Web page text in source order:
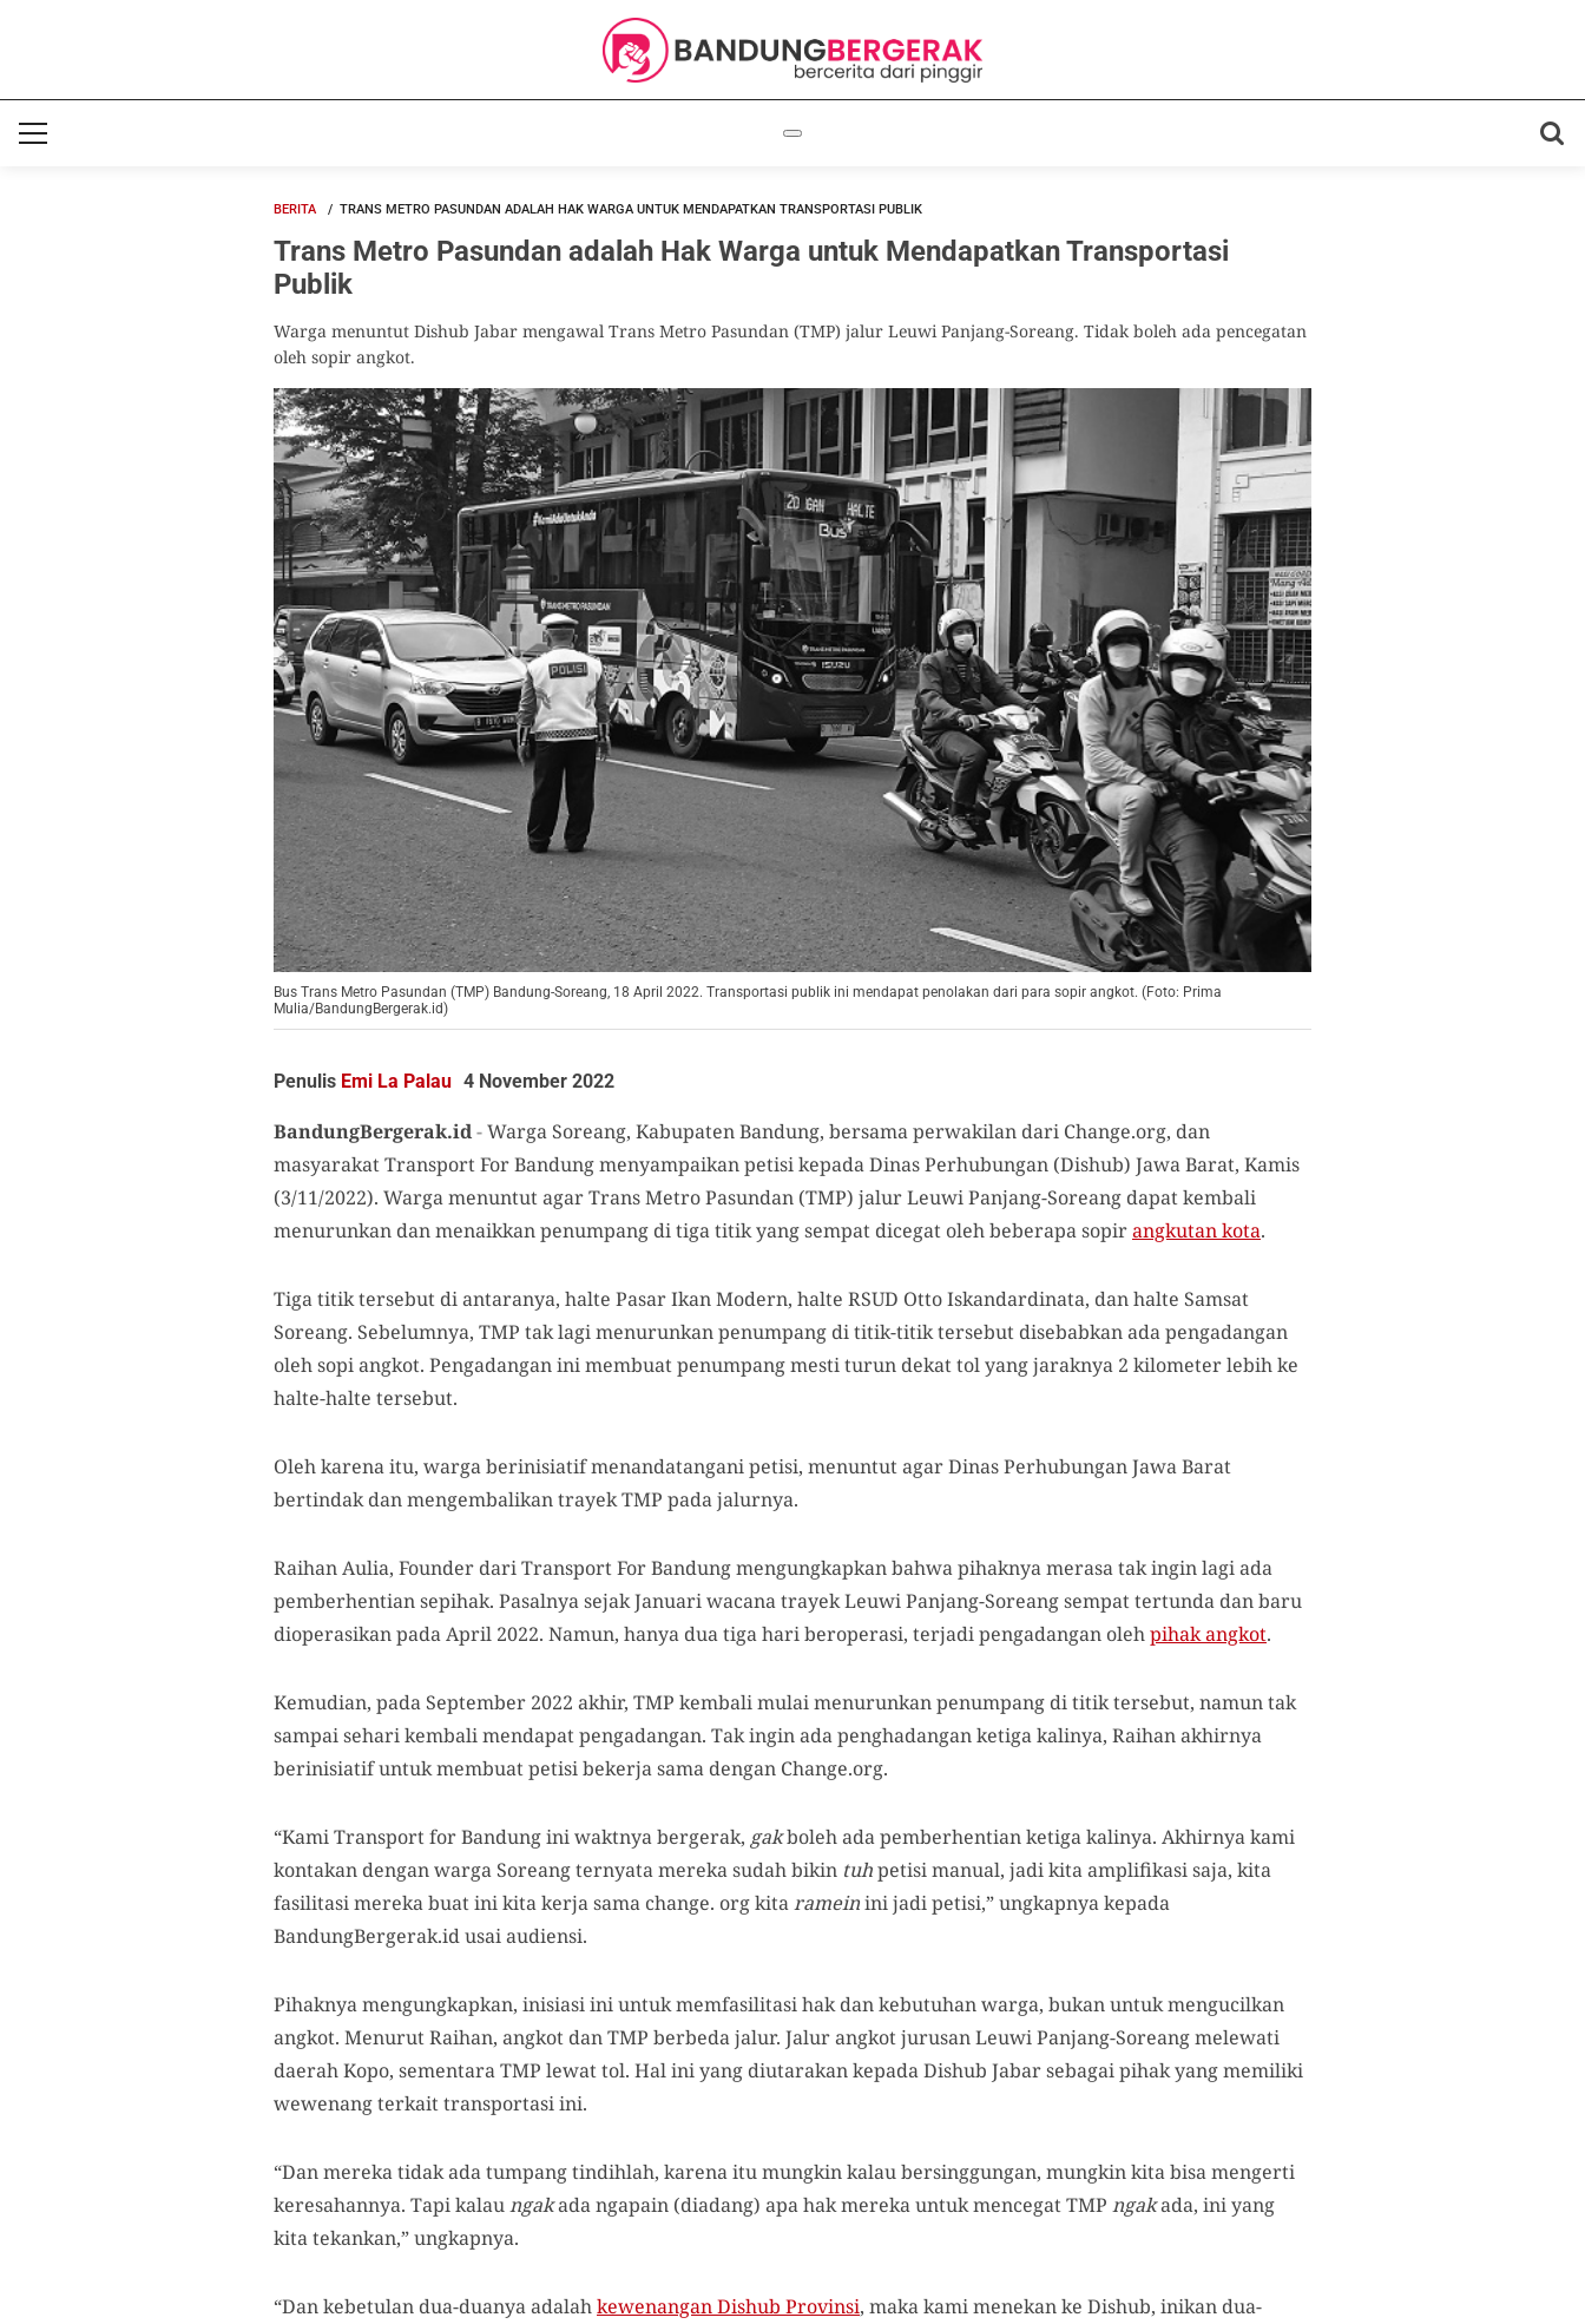
BERITA TRANS METRO PASUNDAN ADALAH HAK WARGA UNTUK MENDAPATKAN TRANSPORTASI PUBLIK
Trans Metro Pasundan adalah Hak Warga untuk Mendapatkan Transportasi
Publik
Warga menuntut Dishub Jabar mengawal Trans Metro Pasundan (TMP) jalur Leuwi Panjang-Soreang. Tidak boleh ada pencegatan
oleh sopir angkot.
Bus Trans Metro Pasundan (TMP) Bandung-Soreang, 18 April 2022. Transportasi publik ini mendapat penolakan dari para sopir angkot. (Foto: Prima
Mulia/BandungBergerak.id)
Penulis Emi La Palau 4 November 2022
BandungBergerak.id-Warga Soreang, Kabupaten Bandung, bersama perwakilan dari Change.org, dan
masyarakat Transport For Bandung menyampaikan petisi kepada Dinas Perhubungan (Dishub) Jawa Barat, Kamis
(3/11/2022). Warga menuntut agar Trans Metro Pasundan (TMP) jalur Leuwi Panjang-Soreang dapat kembali
menurunkan dan menaikkan penumpang di tiga titik yang sempat dicegat oleh beberapa sopirangkutan kota.
Tiga titik tersebut di antaranya, halte Pasar Ikan Modern, halte RSUD Otto Iskandardinata, dan halte Samsat
Soreang. Sebelumnya, TMP tak lagi menurunkan penumpang di titik-titik tersebut disebabkan ada pengadangan
oleh sopi angkot. Pengadangan ini membuat penumpang mesti turun dekat tol yang jaraknya 2 kilometer lebih ke
halte-halte tersebut.
Oleh karena itu, warga berinisiatif menandatangani petisi, menuntut agar Dinas Perhubungan Jawa Barat
bertindak dan mengembalikan trayek TMP pada jalurnya.
Raihan Aulia, Founder dari Transport For Bandung mengungkapkan bahwa pihaknya merasa tak ingin lagi ada
pemberhentian sepihak. Pasalnya sejak Januari wacana trayek Leuwi Panjang-Soreang sempat tertunda dan baru
dioperasikan pada April 2022. Namun, hanya dua tiga hari beroperasi, terjadi pengadangan olehpihak angkot.
Kemudian, pada September 2022 akhir, TMP kembali mulai menurunkan penumpang di titik tersebut, namun tak
sampai sehari kembali mendapat pengadangan. Tak ingin ada penghadangan ketiga kalinya, Raihan akhirnya
berinisiatif untuk membuat petisi bekerja sama dengan Change.org.
“Kami Transport for Bandung ini waktnya bergerak, gakboleh ada pemberhentian ketiga kalinya. Akhirnya kami
kontakan dengan warga Soreang ternyata mereka sudah bikin tuhpetisi manual, jadi kita amplifikasi saja, kita
fasilitasi mereka buat ini kita kerja sama change. org kitarameinini jadi petisi,” ungkapnya kepada
BandungBergerak.id usai audiensi.
Pihaknya mengungkapkan, inisiasi ini untuk memfasilitasi hak dan kebutuhan warga, bukan untuk mengucilkan
angkot. Menurut Raihan, angkot dan TMP berbeda jalur. Jalur angkot jurusan Leuwi Panjang-Soreang melewati
daerah Kopo, sementara TMP lewat tol. Hal ini yang diutarakan kepada Dishub Jabar sebagai pihak yang memiliki
wewenang terkait transportasi ini.
“Dan mereka tidak ada tumpang tindihlah, karena itu mungkin kalau bersinggungan, mungkin kita bisa mengerti
keresahannya. Tapi kalaungakada ngapain (diadang) apa hak mereka untuk mencegat TMP ngakada, ini yang
kita tekankan,” ungkapnya.
“Dan kebetulan dua-duanya adalahkewenangan Dishub Provinsi, maka kami menekan ke Dishub, inikan dua-